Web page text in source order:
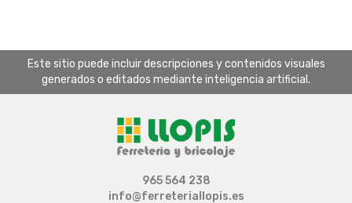
Este sitio puede incluir descripciones y contenidos visuales
generados o editados mediante inteligencia artificial.
965 564 238
info@ferreteriallopis.es